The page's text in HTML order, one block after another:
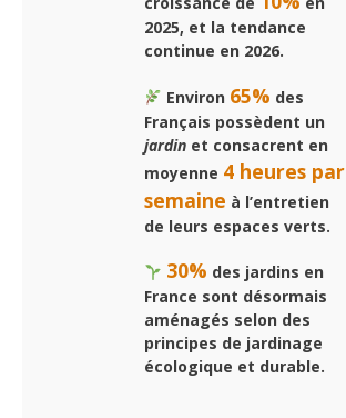
2025, et la tendance
continue en 2026.
Environ 65% des
Français possèdent un
jardin et consacrent en
moyenne 4 heures par
semaine à l’entretien
de leurs espaces verts.
30% des jardins en
France sont désormais
aménagés selon des
principes de jardinage
écologique et durable.